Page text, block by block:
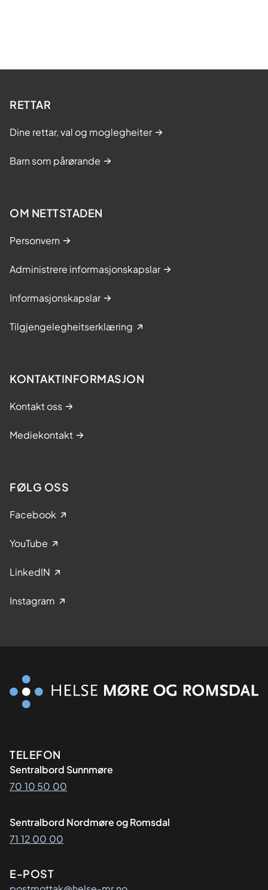
RETTAR
Dine rettar, val og moglegheiter
Barn som pårørande
OM NETTSTADEN
Personvern
Administrere informasjonskapslar
Informasjonskapslar
Tilgjengelegheitserklæring
KONTAKTINFORMASJON
Kontakt oss
Mediekontakt
FØLG OSS
Facebook
YouTube
LinkedIN
Instagram
Kontaktinformasjon
TELEFON
Sentralbord Sunnmøre
70 10 50 00
Sentralbord Nordmøre og Romsdal
71 12 00 00
E-POST